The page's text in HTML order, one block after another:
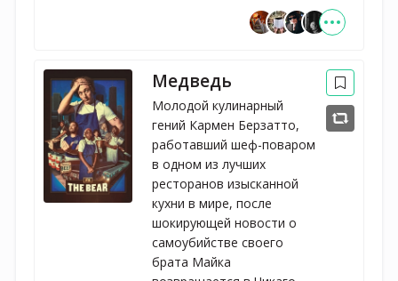
Медведь
Молодой кулинарный
гений Кармен Берзатто,
работавший шеф-поваром
в одном из лучших
ресторанов изысканной
кухни в мире, после
шокирующей новости о
самоубийстве своего
брата Майка